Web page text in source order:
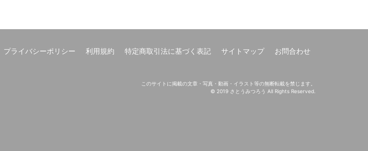
プライバシーポリシー 利用規約 特定商取引法に基づく表記 サイトマップ お問合わせ
このサイトに掲載の文章・写真・動画・イラスト等の無断転載を禁じます。
© 2019 さとうみつろう All Rights Reserved.